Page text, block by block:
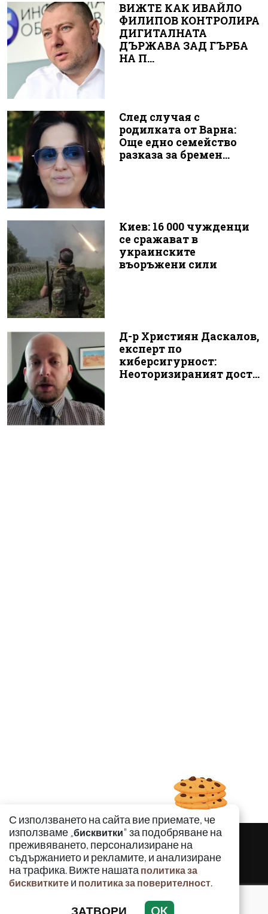
ВИЖТЕ КАК ИВАЙЛО
ФИЛИПОВ КОНТРОЛИРА
ДИГИТАЛНАТА
ДЪРЖАВА ЗАД ГЪРБА
НА П...
След случая с
родилката от Варна:
Още едно семейство
разказа за бремен...
Киев: 16 000 чужденци
се сражават в
украинските
въоръжени сили
Д-р Християн Даскалов,
експерт по
киберсигурност:
Неоторизираният дост...
С използването на сайта вие приемате, че
използваме „бисквитки" за подобряване на
преживяването, персонализиране на
съдържанието и рекламите, и анализиране
на трафика. Вижте нашата политика за
бисквитките и политика за поверителност.
ЗАТВОРИ OK